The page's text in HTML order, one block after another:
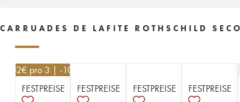
1966
1956
1955 1954 1952
1951
CARRUADES DE LAFITE ROTHSCHILD
252€ pro 3 | -10%
FESTPREISE
FESTPREISE FESTPREISE FESTPREISE